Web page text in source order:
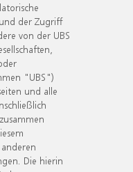
der Zugriff
von der UBS
"UBS")
und alle
Die hierin